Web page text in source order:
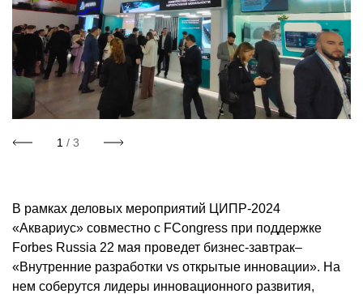
1 / 3
В рамках деловых мероприятий ЦИПР-2024
«Аквариус» совместно с FCongress при поддержке
Forbes Russia 22 мая проведет бизнес-завтрак–
«Внутренние разработки vs открытые инновации». На
нем соберутся лидеры инновационного развития,